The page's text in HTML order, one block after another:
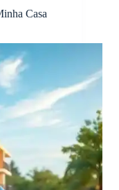
Casa